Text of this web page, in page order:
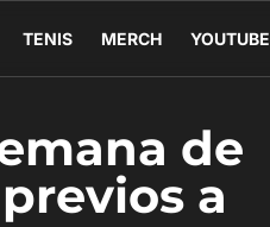
TENIS MERCH YOUTUBE
de
a